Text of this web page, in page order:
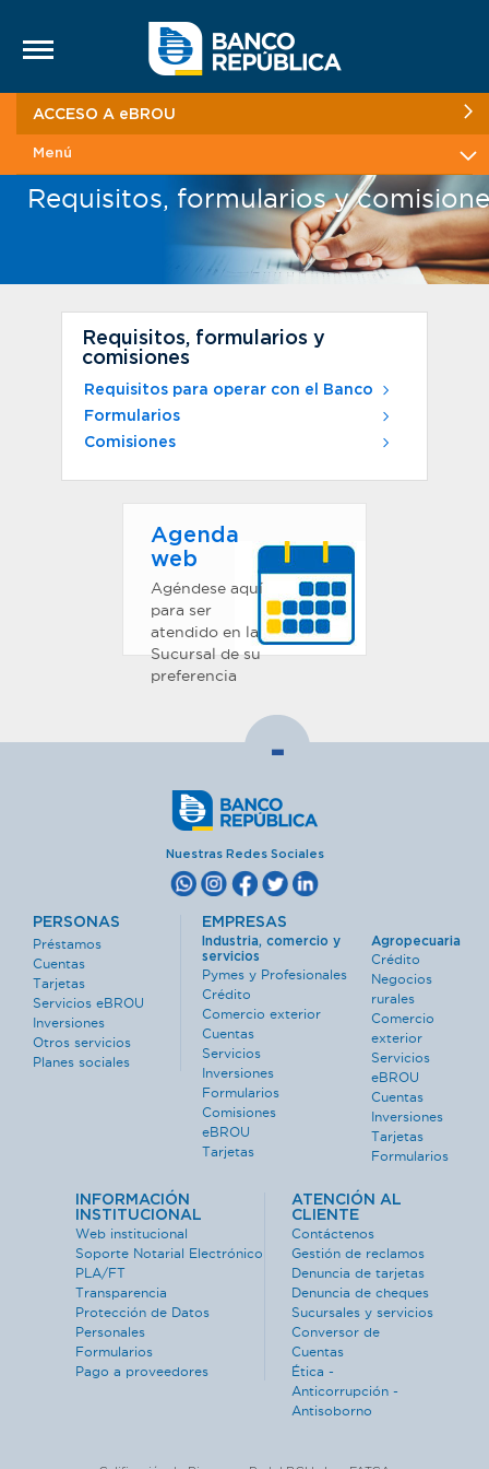
ACCESO A eBROU
Menú
Requisitos, formularios y
Requisitos, formularios y
comisiones
Requisitos para operar con el Banco
Formularios
Comisiones
Agenda
web
Agéndese aquí
para ser
atendido en la
Sucursal de su
preferencia
-
Nuestras Redes Sociales
PERSONAS
Préstamos
Cuentas
Tarjetas
Servicios eBROU
Inversiones
Otros servicios
Planes sociales
EMPRESAS
Industria, comercio y
servicios
Pymes y Profesionales
Crédito
Comercio exterior
Cuentas
Servicios
Inversiones
Formularios
Comisiones
eBROU
Tarjetas
Agropecuaria
Crédito
Negocios
rurales
Comercio
exterior
Servicios
eBROU
Cuentas
Inversiones
Tarjetas
Formularios
INFORMACIÓN
INSTITUCIONAL
Web institucional
Soporte Notarial Electrónico
PLA/FT
Transparencia
Protección de Datos
Personales
Formularios
Pago a proveedores
ATENCIÓN AL
CLIENTE
Contáctenos
Gestión de reclamos
Denuncia de tarjetas
Denuncia de cheques
Sucursales y servicios
Conversor de
Cuentas
Ética -
Anticorrupción -
Antisoborno